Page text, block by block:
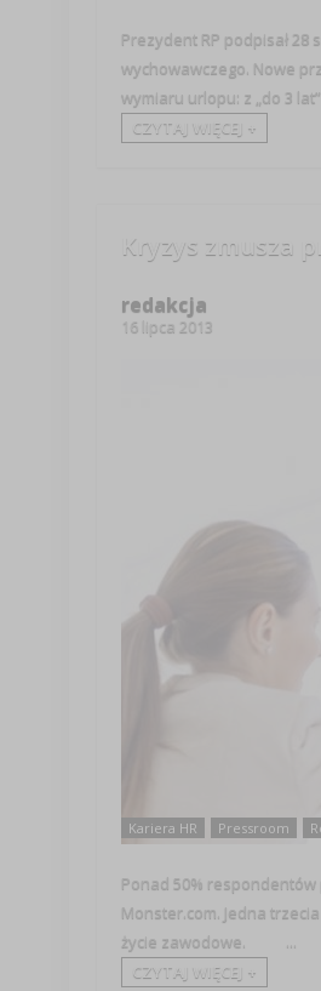
Prezydent RP podpisał
wychowawczego. Nowe
wymiaru urlopu: z „do 3
CZYTAJ WIĘCEJ +
Kryzys zmusza
redakcja
16 lipca 2013
Kariera HR Pressroom
Ponad 50% respondentów
Monster.com. Jedna
życie zawodowe. ...
CZYTAJ WIĘCEJ +